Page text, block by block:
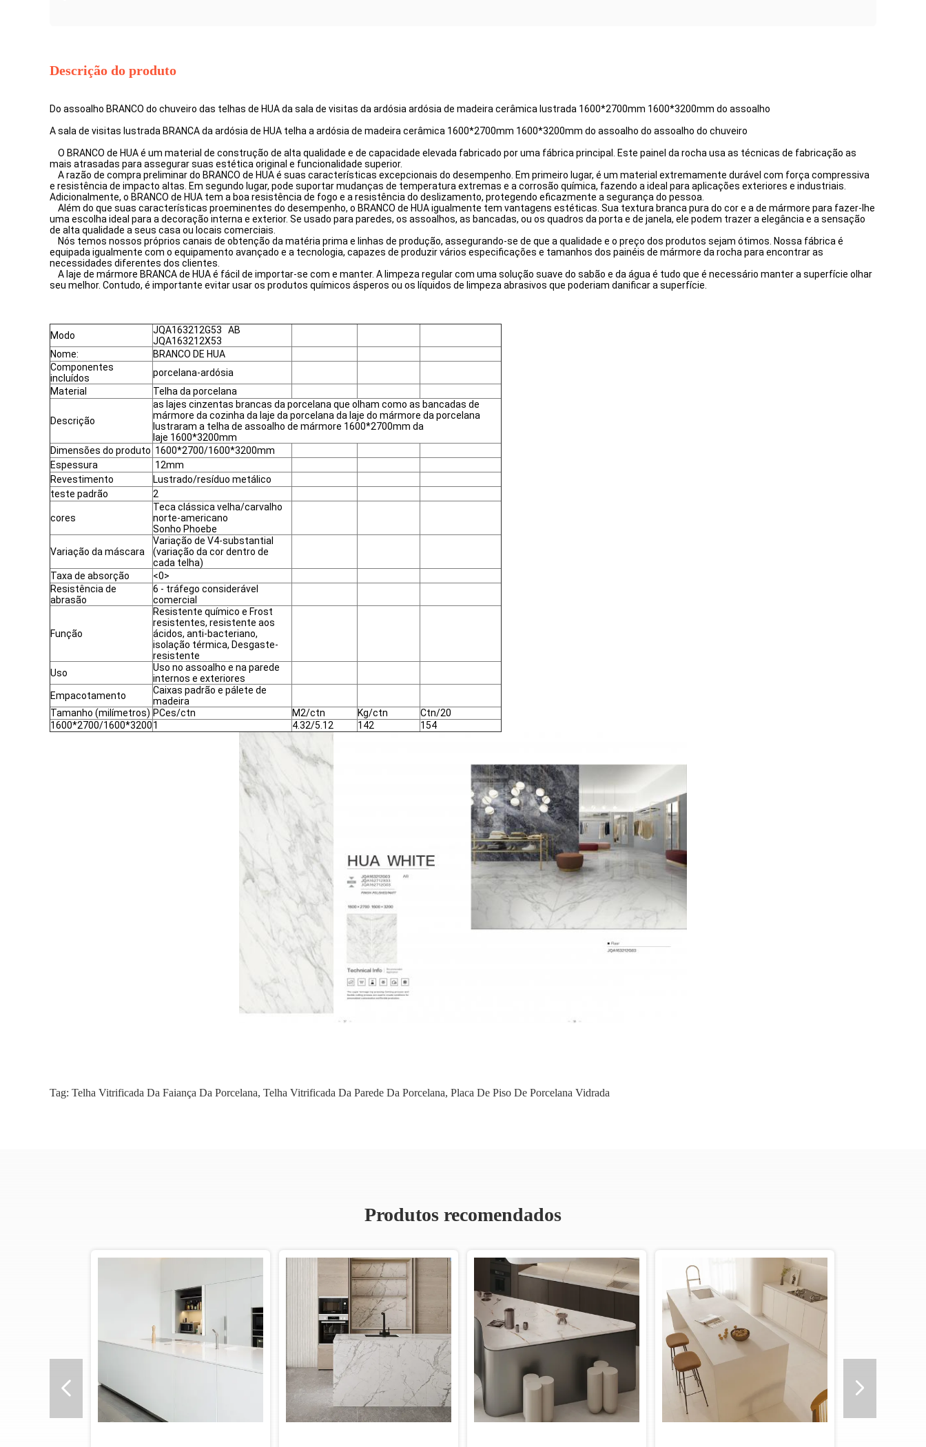
Descrição do produto
Do assoalho BRANCO do chuveiro das telhas de HUA da sala de visitas da ardósia ardósia de madeira cerâmica lustrada 1600*2700mm 1600*3200mm do assoalho
A sala de visitas lustrada BRANCA da ardósia de HUA telha a ardósia de madeira cerâmica 1600*2700mm 1600*3200mm do assoalho do assoalho do chuveiro
O BRANCO de HUA é um material de construção de alta qualidade e de capacidade elevada fabricado por uma fábrica principal. Este painel da rocha usa as técnicas de fabricação as
mais atrasadas para assegurar suas estética original e funcionalidade superior.
A razão de compra preliminar do BRANCO de HUA é suas características excepcionais do desempenho. Em primeiro lugar, é um material extremamente durável com força compressiva
e resistência de impacto altas. Em segundo lugar, pode suportar mudanças de temperatura extremas e a corrosão química, fazendo a ideal para aplicações exteriores e industriais.
Adicionalmente, o BRANCO de HUA tem a boa resistência de fogo e a resistência do deslizamento, protegendo eficazmente a segurança do pessoa.
Além do que suas características proeminentes do desempenho, o BRANCO de HUA igualmente tem vantagens estéticas. Sua textura branca pura do cor e a de mármore para fazer-lhe
uma escolha ideal para a decoração interna e exterior. Se usado para paredes, os assoalhos, as bancadas, ou os quadros da porta e de janela, ele podem trazer a elegância e a sensação
de alta qualidade a seus casa ou locais comerciais.
Nós temos nossos próprios canais de obtenção da matéria prima e linhas de produção, assegurando-se de que a qualidade e o preço dos produtos sejam ótimos. Nossa fábrica é
equipada igualmente com o equipamento avançado e a tecnologia, capazes de produzir vários especificações e tamanhos dos painéis de mármore da rocha para encontrar as
necessidades diferentes dos clientes.
A laje de mármore BRANCA de HUA é fácil de importar-se com e manter. A limpeza regular com uma solução suave do sabão e da água é tudo que é necessário manter a superfície olhar
seu melhor. Contudo, é importante evitar usar os produtos químicos ásperos ou os líquidos de limpeza abrasivos que poderiam danificar a superfície.
Modo
JQA163212G53 AB
JQA163212X53
Nome:
BRANCO DE HUA
Componentes
incluídos
porcelana-ardósia
Material
Telha da porcelana
Descrição
as lajes cinzentas brancas da porcelana que olham como as bancadas de
mármore da cozinha da laje da porcelana da laje do mármore da porcelana
lustraram a telha de assoalho de mármore 1600*2700mm da
laje 1600*3200mm
Dimensões do produto 1600*2700/1600*3200mm
Espessura
12mm
Revestimento
Lustrado/resíduo metálico
teste padrão
2
cores
Teca clássica velha/carvalho
norte-americano
Sonho Phoebe
Variação da máscara
Variação de V4-substantial
(variação da cor dentro de
cada telha)
Taxa de absorção
<0>
Resistência de
abrasão
6 - tráfego considerável
comercial
Função
Resistente químico e Frost
resistentes, resistente aos
ácidos, anti-bacteriano,
isolação térmica, Desgaste-
resistente
Uso
Uso no assoalho e na parede
internos e exteriores
Empacotamento
Caixas padrão e pálete de
madeira
Tamanho (milímetros) PCes/ctn M2/ctn Kg/ctn
Ctn/20
1600*2700/1600*32001 4.32/5.12 142 154
Tag: Telha Vitrificada Da Faiança Da Porcelana, Telha Vitrificada Da Parede Da Porcelana, Placa De Piso De Porcelana Vidrada
Produtos recomendados